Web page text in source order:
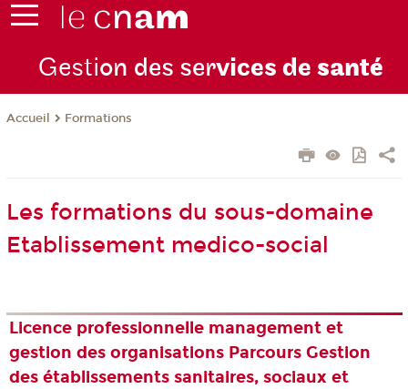
Gestion des services de santé
Accueil Formations
Les formations du sous-domaine
Etablissement medico-social
Licence professionnelle management et
gestion des organisations Parcours Gestion
des établissements sanitaires, sociaux et